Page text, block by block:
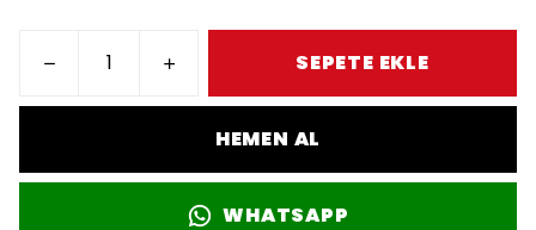
SEPETE EKLE
HEMEN AL
WHATSAPP